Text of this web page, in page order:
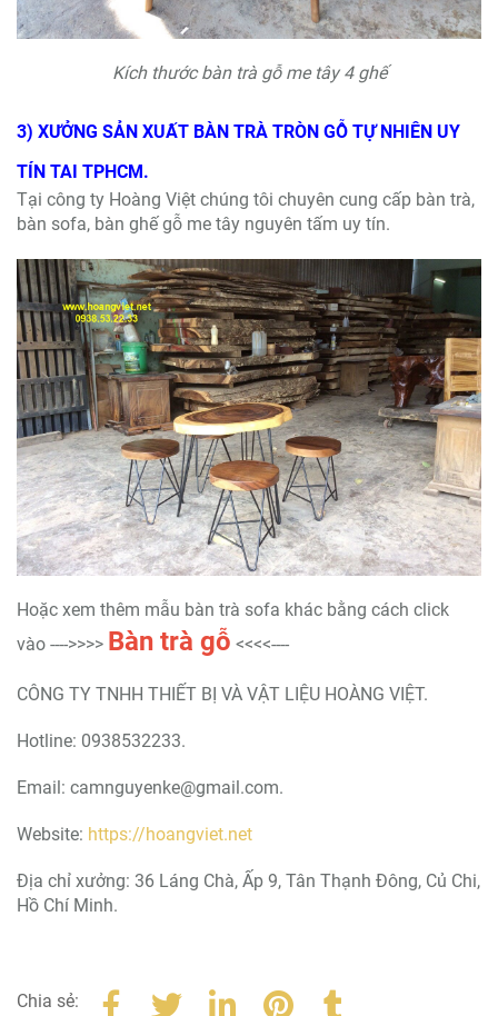
Kích thước bàn trà gỗ me tây 4 ghế
3) XƯỞNG SẢN XUẤT BÀN TRÀ TRÒN GỖ TỰ NHIÊN UY
TÍN TAI TPHCM.
Tại công ty Hoàng Việt chúng tôi chuyên cung cấp bàn trà,
bàn sofa, bàn ghế gỗ me tây nguyên tấm uy tín.
Hoặc xem thêm mẫu bàn trà sofa khác bằng cách click
vào ---->>>> Bàn trà gỗ <<<<----
CÔNG TY TNHH THIẾT BỊ VÀ VẬT LIỆU HOÀNG VIỆT.
Hotline: 0938532233.
Email: camnguyenke@gmail.com.
Website: https://hoangviet.net
Địa chỉ xưởng: 36 Láng Chà, Ấp 9, Tân Thạnh Đông, Củ Chi,
Hồ Chí Minh.
Chia sẻ: